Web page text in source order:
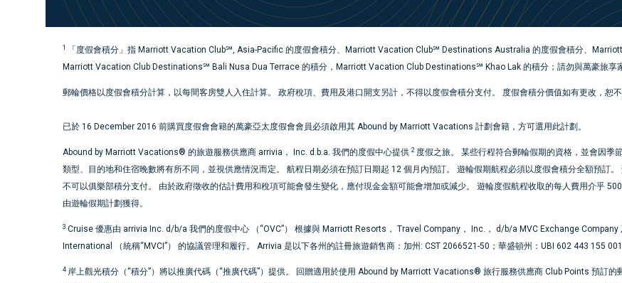
1
「度假會積分」指 Marriott Vacation Club℠, Asia-Pacific 的度假會積分、Marriott Vacation Club℠ Destinations Australia 的度假會積分、
Marriott Vacation Club Destinations℠ Bali Nusa Dua Terrace 的積分，Marriott Vacation Club Destinations℠ Khao Lak 的積分；請勿與萬豪旅享
郵輪價格以度假會積分計算，以每間客房雙人入住計算。 政府稅項、費用及港口開支另計，不得以度假會積分支付。 度假會積分價值如有更改，恕
已於 16 December 2016 前購買度假會會籍的萬豪亞太度假會會員必須啟用其 Abound by Marriott Vacations 計劃會籍，方可選用此計劃。
Abound by Marriott Vacations® 的旅遊服務供應商 arrivia， Inc. d.b.a. 我們的度假中心提供 2 度假之旅。 某些行程符合郵輪假期的資格，並會因季
類型、目的地和住宿晚數將有所不同，並視供應情況而定。 航程日期必須在預訂日期起 12 個月內預訂。 遊輪假期航程必須以度假會積分全額預訂
不可以俱樂部積分支付。 由於政府徵收的估計費用和稅項可能會發生變化，應付現金金額可能會增加或減少。 遊輪度假航程收取的每人費用介乎
由遊輪假期計劃獲得。
3 Cruise 優惠由 arrivia Inc. d/b/a 我們的度假中心 （“OVC”） 根據與 Marriott Resorts， Travel Company， Inc.， d/b/a MVC Exchange
International （統稱“MVCI”） 的協議管理和履行。 Arrivia 是以下各州的註冊旅遊銷售商：加州: CST 2066521-50；華盛頓州：UBI 602 443 155
4 岸上觀光積分（“積分”）將以推廣代碼（“推廣代碼”）提供。 回贈適用於使用 Abound by Marriott Vacations® 旅行服務供應商 Club Points 預訂